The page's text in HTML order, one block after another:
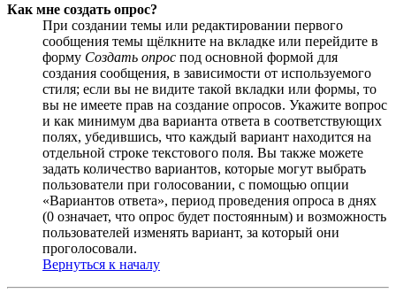
Как мне создать опрос?
При создании темы или редактировании первого
сообщения темы щёлкните на вкладке или перейдите в
форму Создать опрос под основной формой для
создания сообщения, в зависимости от используемого
стиля; если вы не видите такой вкладки или формы, то
вы не имеете прав на создание опросов. Укажите вопрос
и как минимум два варианта ответа в соответствующих
полях, убедившись, что каждый вариант находится на
отдельной строке текстового поля. Вы также можете
задать количество вариантов, которые могут выбрать
пользователи при голосовании, с помощью опции
«Вариантов ответа», период проведения опроса в днях
(0 означает, что опрос будет постоянным) и возможность
пользователей изменять вариант, за который они
проголосовали.
Вернуться к началу